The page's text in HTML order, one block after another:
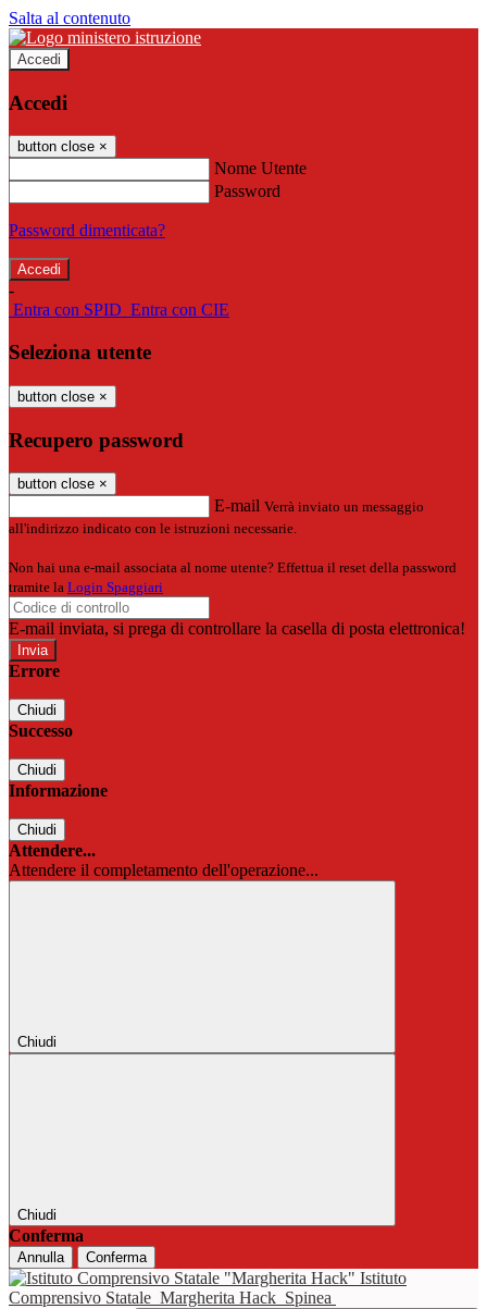
Salta al contenuto
Accedi
Accedi
button close ×
Nome Utente
Password
Password dimenticata?
-
Entra con SPID Entra con CIE
Seleziona utente
button close ×
Recupero password
button close ×
E-mail Verrà inviato un messaggio
all'indirizzo indicato con le istruzioni necessarie.
Non hai una e-mail associata al nome utente? Effettua il reset della password
tramite la Login Spaggiari
E-mail inviata, si prega di controllare la casella di posta elettronica!
Errore
Chiudi
Successo
Chiudi
Informazione
Chiudi
Attendere...
Attendere il completamento dell'operazione...
Chiudi
Chiudi
Conferma
Annulla Conferma
Istituto
Comprensivo Statale Margherita Hack Spinea